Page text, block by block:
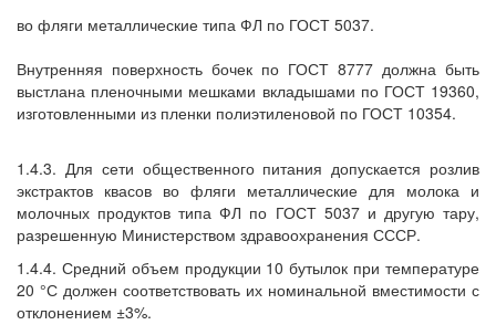
во фляги металлические типа ФЛ по ГОСТ 5037.
Внутренняя поверхность бочек по ГОСТ 8777 должна быть
выстлана пленочными мешками вкладышами по ГОСТ 19360,
изготовленными из пленки полиэтиленовой по ГОСТ 10354.
1.4.3. Для сети общественного питания допускается розлив
экстрактов квасов во фляги металлические для молока и
молочных продуктов типа ФЛ по ГОСТ 5037 и другую тару,
разрешенную Министерством здравоохранения СССР.
1.4.4. Средний объем продукции 10 бутылок при температуре
20 °С должен соответствовать их номинальной вместимости с
отклонением ±3%.